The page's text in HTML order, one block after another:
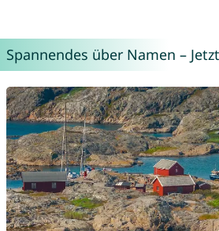
Spannendes über Namen –